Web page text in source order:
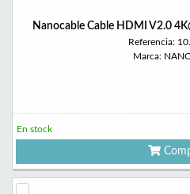
Nanocable Cable HDMI V2.0
Referencia:
Marca:
En stock